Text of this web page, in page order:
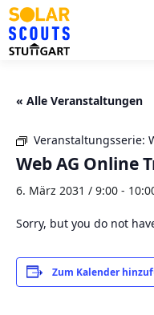
Zum
Inhalt
springen
« Alle Veranstaltungen
Veranstaltungsserie:
Web AG Online
6. März 2031 / 9:00 -
Sorry, but you do not
Zum Kalender